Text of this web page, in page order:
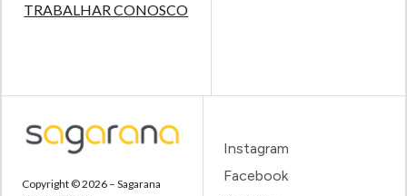
TRABALHAR CONOSCO
Copyright © 2026 – Sagarana
Instagram
Facebook